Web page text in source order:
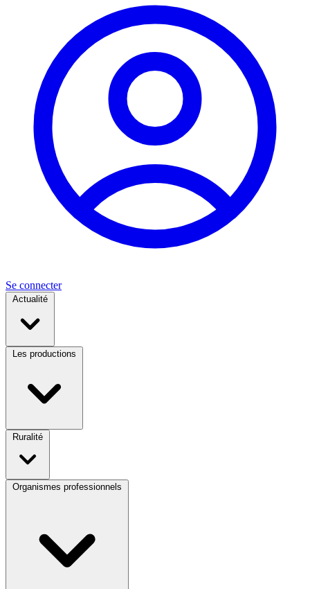
Se connecter
Actualité
Les productions
Ruralité
Organismes professionnels